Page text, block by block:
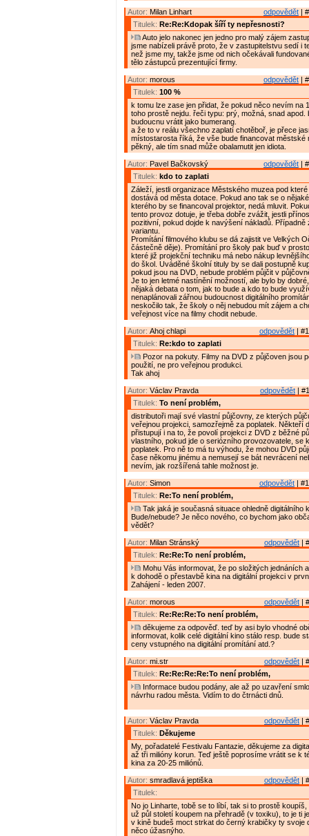
odpovědět |
Autor: Milan Linhart
Titulek: Re:Re:Kdopak šíří ty nepřesnosti?
Auto jelo nakonec jen jedno pro malý zájem
jsme nabízeli právě proto, že v zastupitelstvu sedí i
než jsme my, takže jsme od nich očekávali
tělo zástupců prezentující firmy.
odpovědět |
Autor: morous
Titulek: 100 %
k tomu lze zase jen přidat, že pokud něco nevím na
toho prostě nejdu. řeči typu: prý, možná, snad apod.
budoucnu vrátit jako bumerang.
a že to v reálu všechno zaplatí chotěboř, je přece
místostarosta říká, že vše bude financovat městské
pěkný, ale tím snad může obalamutit jen idiota.
odpovědět |
Autor: Pavel Bačkovský
Titulek: kdo to zaplati
Záleží, jestli organizace Městského muzea pod
dostává od města dotace. Pokud ano tak se o
kterého by se financoval projektor, nedá mluvit.
tento provoz dotuje, je třeba dobře zvážit, jestli
pozitivní, pokud dojde k navýšení nákladů.
variantu.
Promítání filmového klubu se dá zajistit ve Velkých
částečně děje). Promítání pro školy pak buď v
které již projekční techniku má nebo nákup
do škol. Uváděné školní tituly by se dali postupně
pokud jsou na DVD, nebude problém půjčit v
Je to jen letmé nastínění možností, ale bylo by
nějaká debata o tom, jak to bude a kdo to bude
nenaplánovali zářnou budoucnost digitálního
neskočilo tak, že školy o něj nebudou mít zájem a
veřejnost více na filmy chodit nebude.
odpovědět |
Autor: Ahoj chlapi
Titulek: Re:kdo to zaplati
Pozor na pokuty. Filmy na DVD z půjčoven jsou
použití, ne pro veřejnou produkci.
Tak ahoj
odpovědět |
Autor: Václav Pravda
Titulek: To není problém,
distributoři mají své vlastní půjčovny, ze kterých
veřejnou projekci, samozřejmě za poplatek. Někteří
přistupují i na to, že povolí projekci z DVD z běžné
vlastního, pokud jde o seriózního provozovatele, se
poplatek. Pro ně to má tu výhodu, že mohou DVD
čase někomu jinému a nemusejí se bát nevrácení
nevím, jak rozšířená tahle možnost je.
odpovědět |
Autor: Simon
Titulek: Re:To není problém,
Tak jaká je současná situace ohledně digitálního
Bude/nebude? Je něco nového, co bychom jako
vědět?
odpovědět |
Autor: Milan Stránský
Titulek: Re:Re:To není problém,
Mohu Vás informovat, že po složitých jednáních
k dohodě o přestavbě kina na digitální projekci v
Zahájení - leden 2007.
odpovědět |
Autor: morous
Titulek: Re:Re:Re:To není problém,
děkujeme za odpověď. teď by asi bylo vhodné
informovat, kolik celé digitální kino stálo resp. bude
ceny vstupného na digitální promítání atd.?
odpovědět |
Autor: mi.str
Titulek: Re:Re:Re:Re:To není problém,
Informace budou podány, ale až po uzavření
návrhu radou města. Vidím to do čtrnácti dnů.
odpovědět |
Autor: Václav Pravda
Titulek: Děkujeme
My, pořadatelé Festivalu Fantazie, děkujeme za
až tři milióny korun. Teď ještě poprosíme vrátit se k
kina za 20-25 miliónů.
odpovědět |
Autor: smradlavá jeptiška
Titulek:
No jo Linharte, tobě se to líbí, tak si to prostě koupíš,
už půl století koupem na přehradě (v toxiku), to je ti
v kině budeš moct strkat do černý krabičky ty svoje
něco úžasnýho.